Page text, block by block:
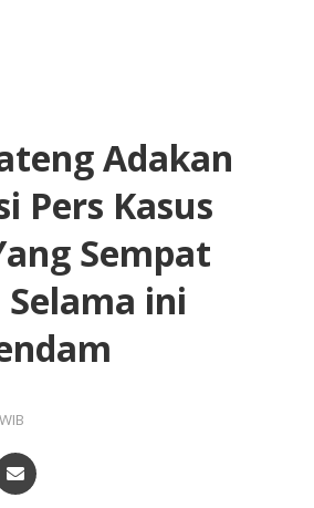
Adakan
Pers Kasus
Sempat
ini